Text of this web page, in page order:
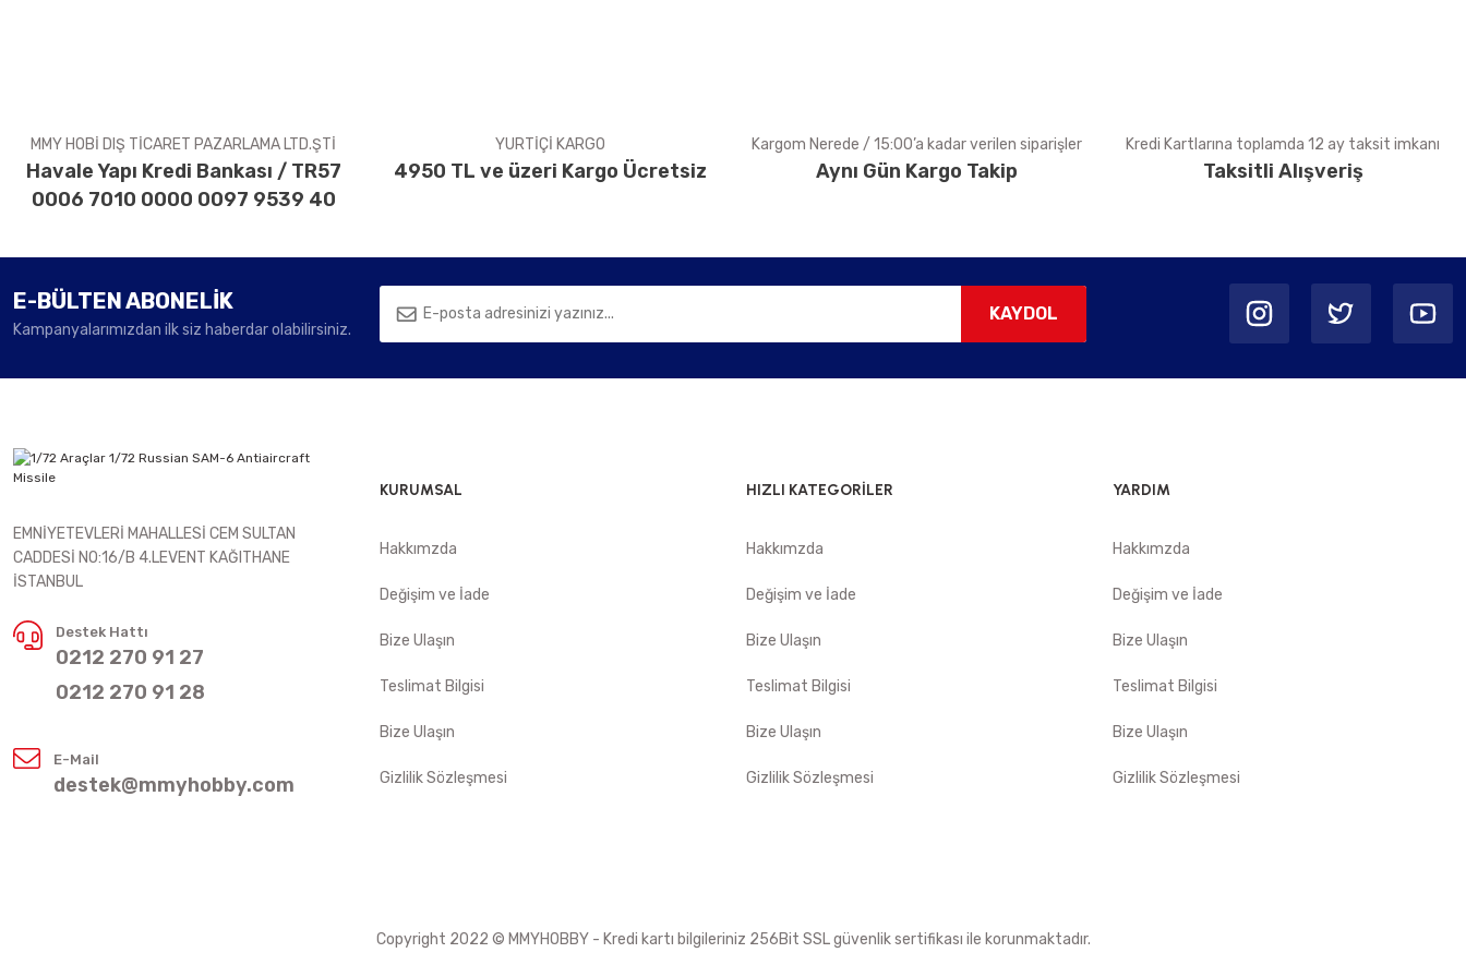
MMY HOBİ DIŞ TİCARET PAZARLAMA LTD.ŞTİ
Havale Yapı Kredi Bankası / TR57
0006 7010 0000 0097 9539 40
YURTİÇİ KARGO
4950 TL ve üzeri Kargo Ücretsiz
Kargom Nerede / 15:00’a kadar verilen siparişler
Aynı Gün Kargo Takip
Kredi Kartlarına toplamda 12 ay taksit imkanı
Taksitli Alışveriş
E-BÜLTEN ABONELİK
Kampanyalarımızdan ilk siz haberdar olabilirsiniz.
KAYDOL
EMNİYETEVLERİ MAHALLESİ CEM SULTAN
CADDESİ NO:16/B 4.LEVENT KAĞITHANE
İSTANBUL
Destek Hattı
0212 270 91 27
0212 270 91 28
E-Mail
destek@mmyhobby.com
KURUMSAL
Hakkımzda
Değişim ve İade
Bize Ulaşın
Teslimat Bilgisi
Bize Ulaşın
Gizlilik Sözleşmesi
HIZLI KATEGORİLER
Hakkımzda
Değişim ve İade
Bize Ulaşın
Teslimat Bilgisi
Bize Ulaşın
Gizlilik Sözleşmesi
YARDIM
Hakkımzda
Değişim ve İade
Bize Ulaşın
Teslimat Bilgisi
Bize Ulaşın
Gizlilik Sözleşmesi
Copyright 2022 © MMYHOBBY - Kredi kartı bilgileriniz 256Bit SSL güvenlik sertifikası ile korunmaktadır.